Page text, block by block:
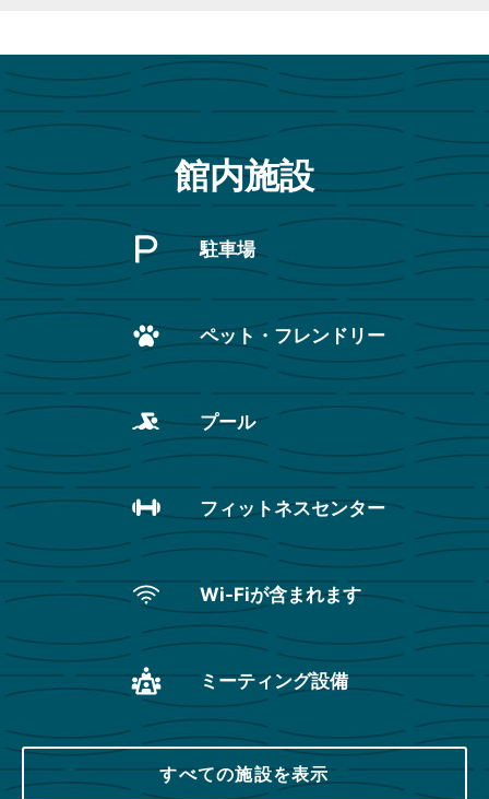
館内施設
駐車場
ペット・フレンドリー
プール
フィットネスセンター
Wi-Fiが含まれます
ミーティング設備
すべての施設を表示